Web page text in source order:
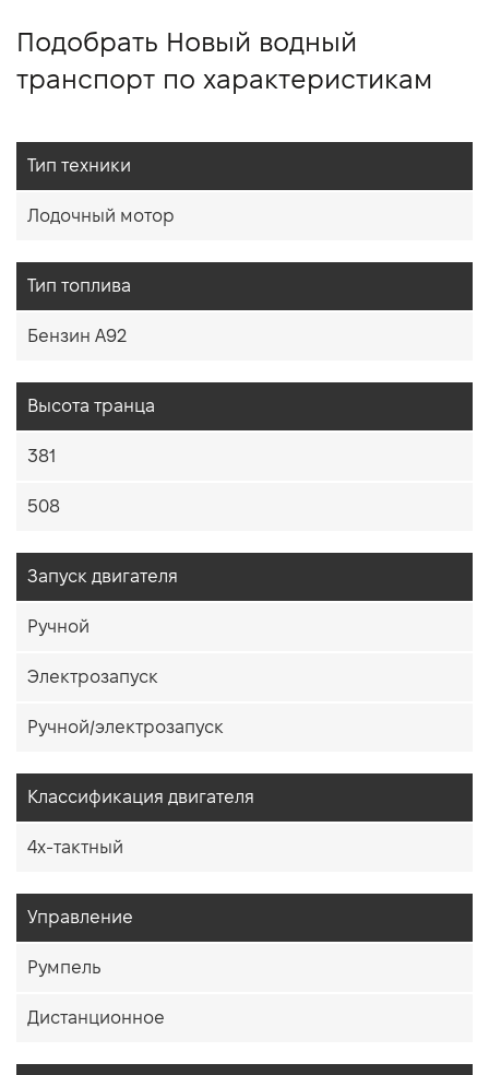
Подобрать Новый водный
транспорт по характеристикам
Тип техники
Лодочный мотор
Тип топлива
Бензин A92
Высота транца
381
508
Запуск двигателя
Ручной
Электрозапуск
Ручной/электрозапуск
Классификация двигателя
4х-тактный
Управление
Румпель
Дистанционное